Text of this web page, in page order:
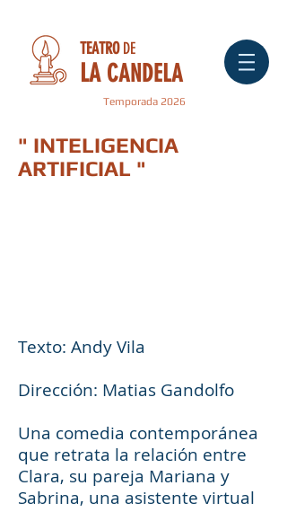
TEATRO DE
LA CANDELA
Temporada 2026
" INTELIGENCIA
ARTIFICIAL "
Texto: Andy Vila
Dirección: Matias Gandolfo
Una comedia contemporánea
que retrata la relación entre
Clara, su pareja Mariana y
Sabrina, una asistente virtual